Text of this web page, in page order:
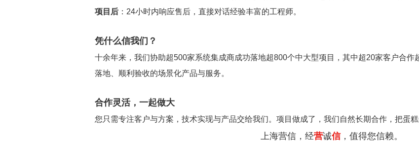
项目后 ：24小时内响应售后，直接对话经验丰富的工程师。
凭什么信我们？
十余年来，我们协助超500家系统集成商成功落地超800个中大型项目，其中超20家客户合作
落地、顺利验收的场景化产品与服务。
合作灵活，一起做大
您只需专注客户与方案，技术实现与产品交给我们。项目做成了，我们自然长期合作，把蛋
上海营信，经营诚信，值得您信赖。